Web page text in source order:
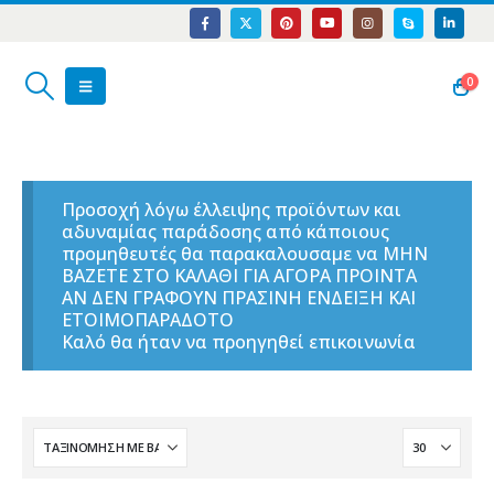
0
Προσοχή λόγω έλλειψης προϊόντων και
αδυναμίας παράδοσης από κάποιους
προμηθευτές θα παρακαλουσαμε να ΜΗΝ
ΒΑΖΕΤΕ ΣΤΟ ΚΑΛΑΘΙ ΓΙΑ ΑΓΟΡΑ ΠΡΟΙΝΤΑ
ΑΝ ΔΕΝ ΓΡΑΦΟΥΝ ΠΡΑΣΙΝΗ ΕΝΔΕΙΞΗ ΚΑΙ
ΕΤΟΙΜΟΠΑΡΑΔΟΤΟ
Καλό θα ήταν να προηγηθεί επικοινωνία